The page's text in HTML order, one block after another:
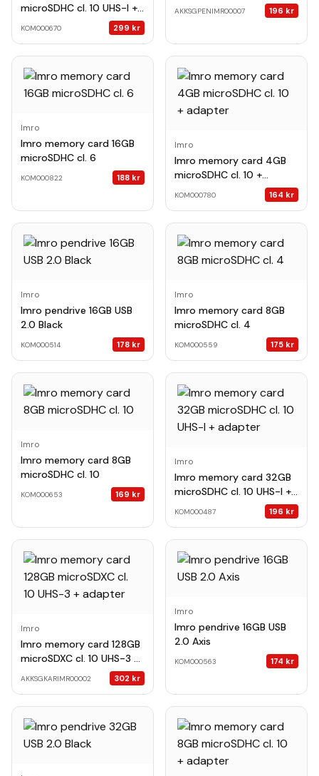
microSDHC cl. 10 UHS-I +
KOM000670 299 kr
AKKSGPENIMR00007 196 kr
Imro
Imro memory card 16GB
microSDHC cl. 6
KOM000822 188 kr
Imro
Imro memory card 4GB
microSDHC cl. 10 +
KOM000780 164 kr
Imro
Imro pendrive 16GB USB
2.0 Black
KOM000514 178 kr
Imro
Imro memory card 8GB
microSDHC cl. 4
KOM000559 175 kr
Imro
Imro memory card 8GB
microSDHC cl. 10
KOM000653 169 kr
Imro
Imro memory card 32GB
microSDHC cl. 10 UHS-I +
KOM000487 196 kr
Imro
Imro memory card 128GB
microSDXC cl. 10 UHS-3 +
AKKSGKARIMR00002 302 kr
Imro
Imro pendrive 16GB USB
2.0 Axis
KOM000563 174 kr